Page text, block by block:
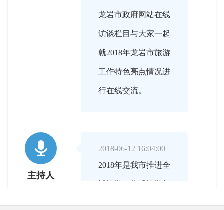
龙岩市政府网站在线
访谈栏目与大家一起
就2018年龙岩市旅游
工作特色亮点情况进
行在线交流。

主持人
2018-06-12 16:04:00
2018年是我市推进全
域旅游、优质旅游加